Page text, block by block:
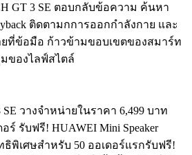
GT 3 SE ตอบกลับข้อความ ค้นหา
ติดตามกการออกกำลังกาย และ
ยที่ข้อมือ ก้าวข้ามขอบเขตของสมาร์ท
ของไลฟ์สไตล์
SE วางจำหน่ายในราคา 6,499 บาท
รับฟรี! HUAWEI Mini Speaker
พิเศษสำหรับ 50 ออเดอร์แรกรับฟรี!